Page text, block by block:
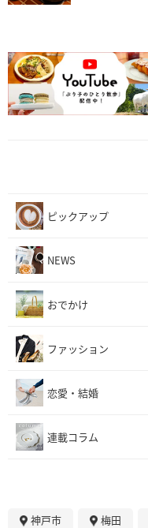
ピックアップ
NEWS
おでかけ
ファッション
恋愛・結婚
連載コラム
神戸市 梅田